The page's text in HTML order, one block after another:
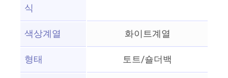
식
색상계열
화이트계열
형태
토트/숄더백